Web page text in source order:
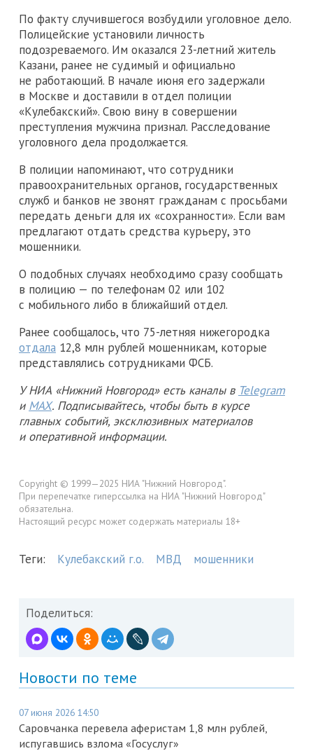
По факту случившегося возбудили уголовное дело.
Полицейские установили личность
подозреваемого. Им оказался 23-летний житель
Казани, ранее не судимый и официально
не работающий. В начале июня его задержали
в Москве и доставили в отдел полиции
«Кулебакский». Свою вину в совершении
преступления мужчина признал. Расследование
уголовного дела продолжается.
В полиции напоминают, что сотрудники
правоохранительных органов, государственных
служб и банков не звонят гражданам с просьбами
передать деньги для их «сохранности». Если вам
предлагают отдать средства курьеру, это
мошенники.
О подобных случаях необходимо сразу сообщать
в полицию — по телефонам 02 или 102
с мобильного либо в ближайший отдел.
Ранее сообщалось, что 75-летняя нижегородка
отдала 12,8 млн рублей мошенникам, которые
представлялись сотрудниками ФСБ.
У НИА «Нижний Новгород» есть каналы в Telegram
и MAX. Подписывайтесь, чтобы быть в курсе
главных событий, эксклюзивных материалов
и оперативной информации.
Copyright © 1999—2025 НИА "Нижний Новгород".
При перепечатке гиперссылка на НИА "Нижний Новгород"
обязательна.
Настоящий ресурс может содержать материалы 18+
Теги: Кулебакский г.о. МВД мошенники
Поделиться:
Новости по теме
07 июня 2026 14:50
Саровчанка перевела аферистам 1,8 млн рублей,
испугавшись взлома «Госуслуг»